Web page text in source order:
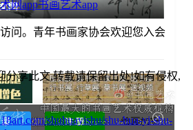
网app书画艺术app
问。青年书画家协会欢迎您入会
分享此文,转载请保留出处!如有侵权,
shuhuayishu/shu-hua-yi-shu-